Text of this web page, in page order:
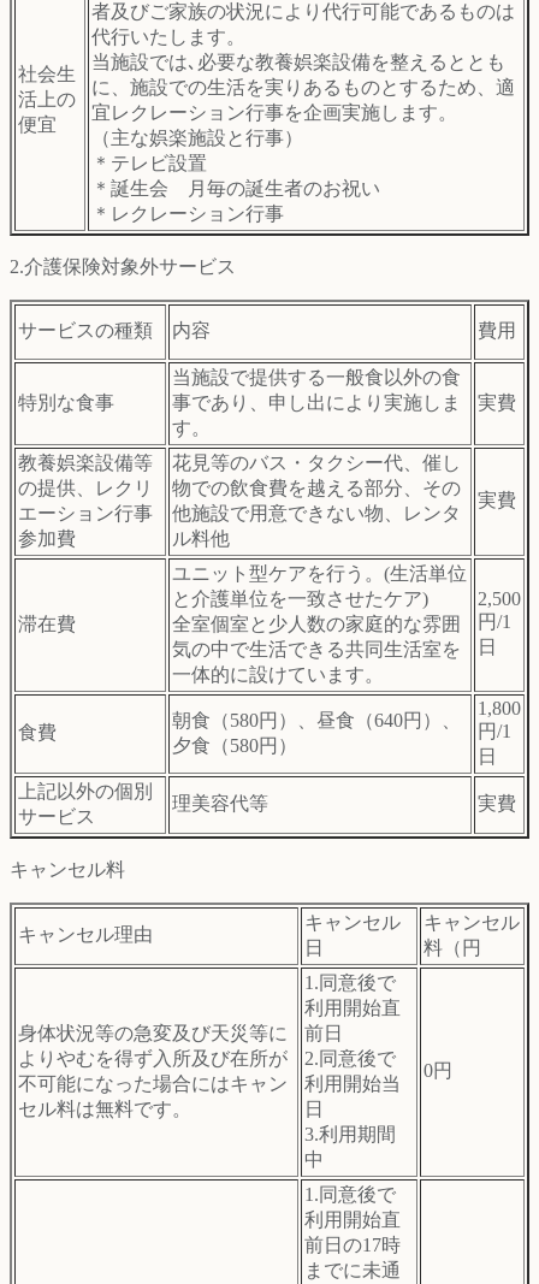
社会生
活上の
便宜
者及びご家族の状況により代行可能であるものは
代行いたします。
当施設では､必要な教養娯楽設備を整えるととも
に、施設での生活を実りあるものとするため、適
宜レクレーション行事を企画実施します。
（主な娯楽施設と行事）
＊テレビ設置
＊誕生会 月毎の誕生者のお祝い
＊レクレーション行事
2.介護保険対象外サービス
サービスの種類 内容 費用
特別な食事
当施設で提供する一般食以外の食
事であり、申し出により実施しま
す。
実費
教養娯楽設備等
の提供、レクリ
エーション行事
参加費
花見等のバス・タクシー代、催し
物での飲食費を越える部分、その
他施設で用意できない物、レンタ
ル料他
実費
滞在費
ユニット型ケアを行う。(生活単位
と介護単位を一致させたケア)
全室個室と少人数の家庭的な雰囲
気の中で生活できる共同生活室を
一体的に設けています。
2,500
円/1
日
食費
朝食（580円）、昼食（640円）、
夕食（580円）
1,800
円/1
日
上記以外の個別
サービス
理美容代等 実費
キャンセル料
キャンセル理由
キャンセル
日
キャンセル
料（円
身体状況等の急変及び天災等に
よりやむを得ず入所及び在所が
不可能になった場合にはキャン
セル料は無料です。
1.同意後で
利用開始直
前日
2.同意後で
利用開始当
日
3.利用期間
中
0円
1.同意後で
利用開始直
前日の17時
までに未通